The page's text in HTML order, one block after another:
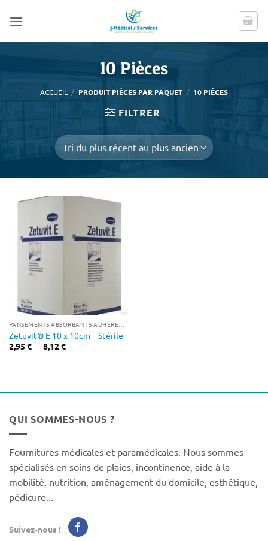
10 Pièces
ACCUEIL / PRODUIT PIÈCES PAR PAQUET / 10 PIÈCES
FILTRER
PANSEMENTS ABSORBANTS ADHÉRENTS
Zetuvit® E 10 x 10cm – Stérile
2,95 € – 8,12€Plage
de
QUI SOMMES-NOUS ?
Fournitures médicales et paramédicales. Nous sommes
spécialisés en soins de plaies, incontinence, aide à la
mobilité, nutrition, aménagement du domicile, esthétique,
pédicure...
Suivez-nous !